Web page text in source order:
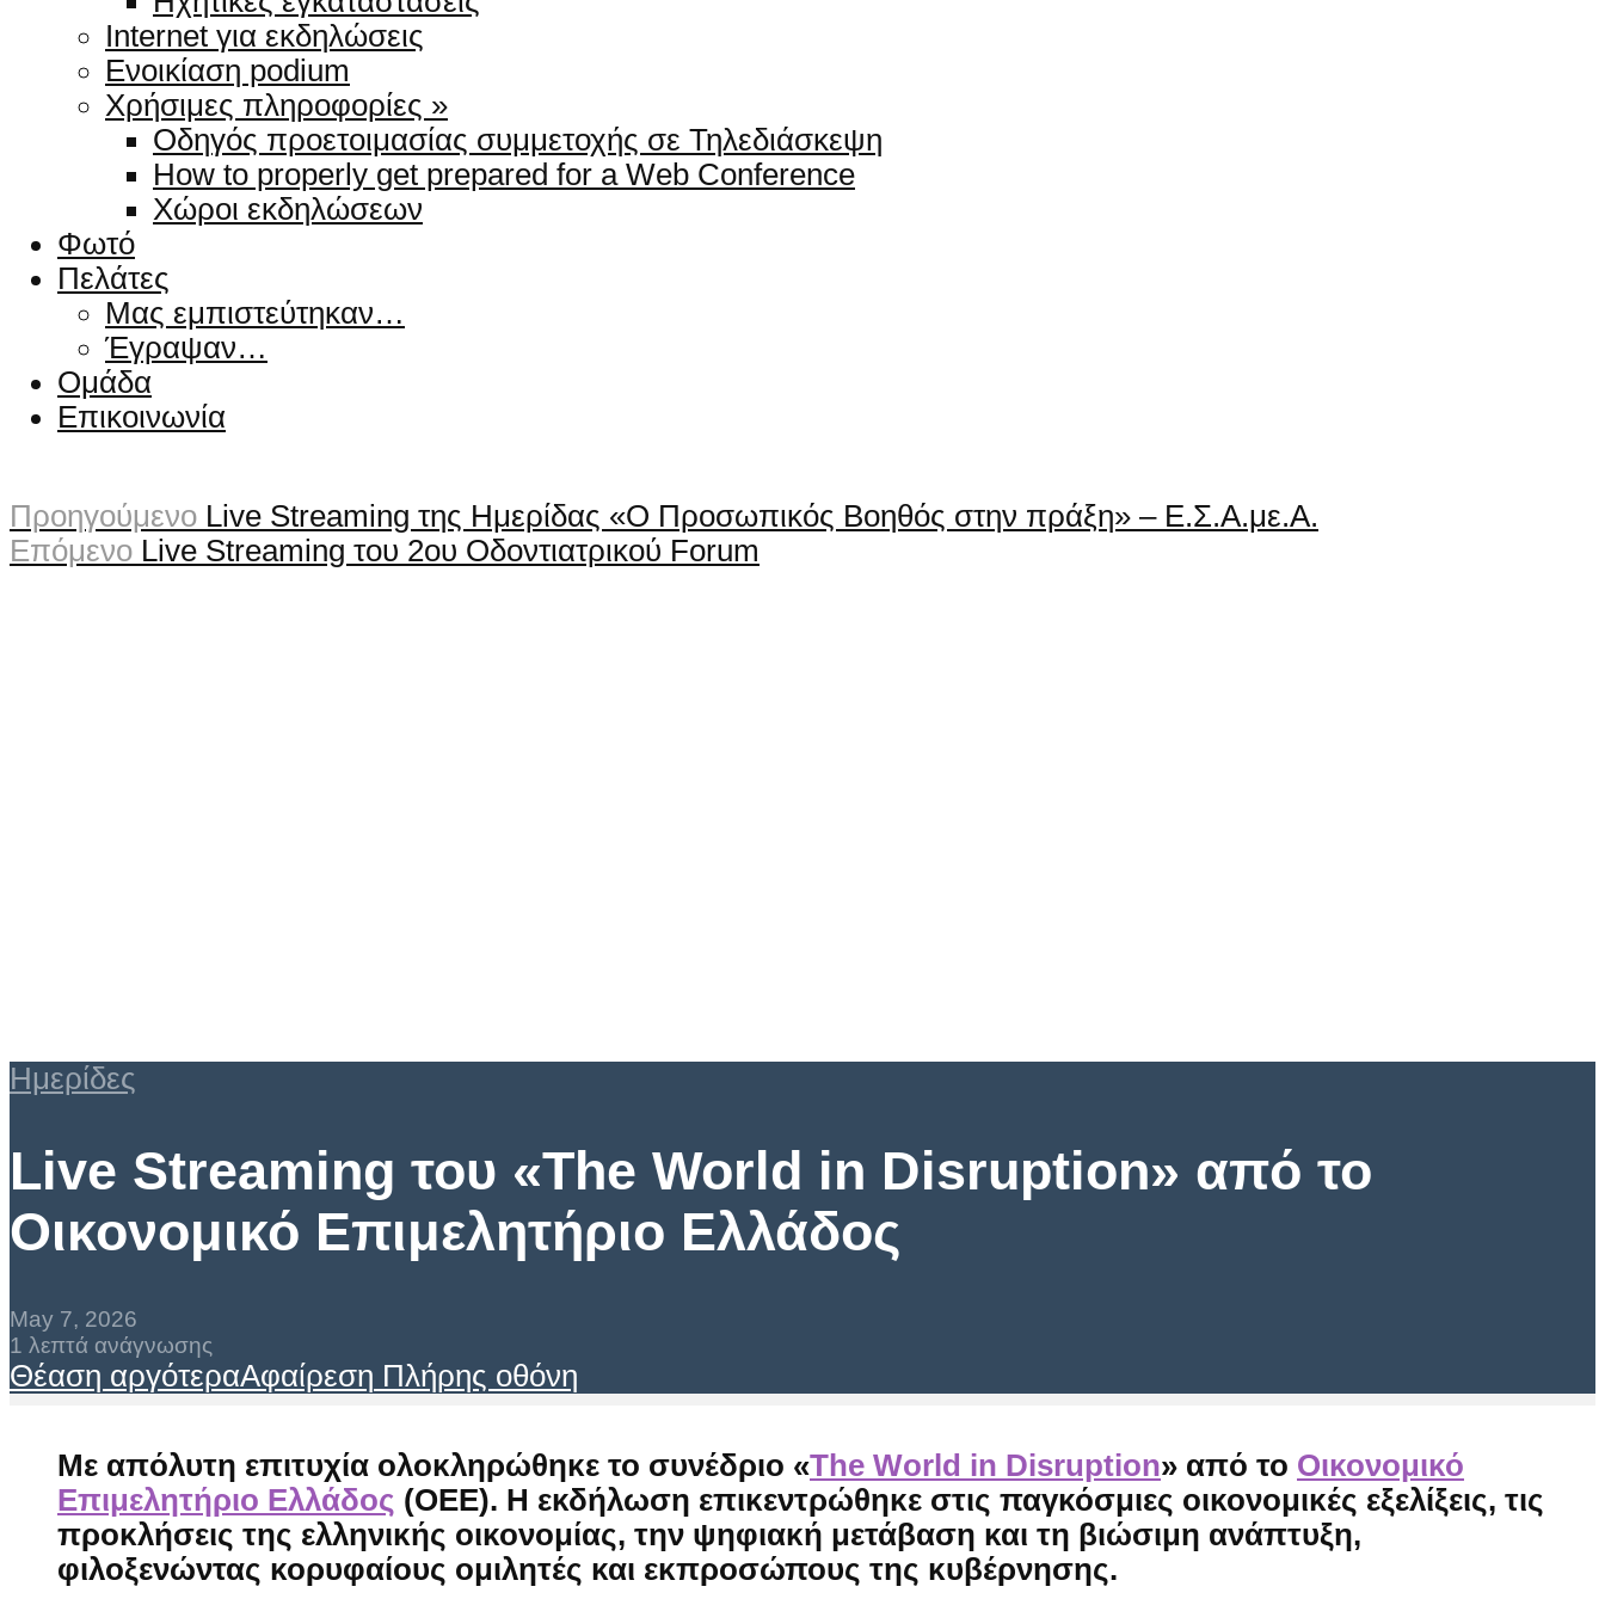
Internet για εκδηλώσεις
Ενοικίαση podium
Χρήσιμες πληροφορίες »
Οδηγός προετοιμασίας συμμετοχής σε Τηλεδιάσκεψη
How to properly get prepared for a Web Conference
Χώροι εκδηλώσεων
Φωτό
Πελάτες
Μας εμπιστεύτηκαν…
Έγραψαν…
Ομάδα
Επικοινωνία
Προηγούμενο Live Streaming της Ημερίδας «Ο Προσωπικός Βοηθός στην πράξη» – Ε.Σ.Α.με.Α.
Επόμενο Live Streaming του 2ου Οδοντιατρικού Forum
Ημερίδες
Live Streaming του «The World in Disruption» από το
Οικονομικό Επιμελητήριο Ελλάδος
May 7, 2026
1 λεπτά ανάγνωσης
Θέαση αργότεραΑφαίρεση Πλήρης οθόνη
Με απόλυτη επιτυχία ολοκληρώθηκε το συνέδριο «The World in Disruption» από το Οικονομικό
Επιμελητήριο Ελλάδος (ΟΕΕ). Η εκδήλωση επικεντρώθηκε στις παγκόσμιες οικονομικές εξελίξεις, τις
προκλήσεις της ελληνικής οικονομίας, την ψηφιακή μετάβαση και τη βιώσιμη ανάπτυξη,
φιλοξενώντας κορυφαίους ομιλητές και εκπροσώπους της κυβέρνησης.